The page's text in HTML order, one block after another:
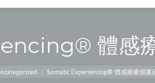
體感療
Somatic Experiencing® 體感療癒個案